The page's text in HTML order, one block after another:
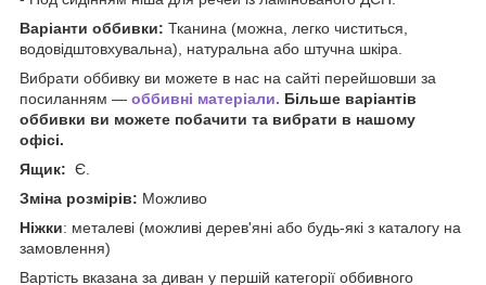
Варіанти оббивки: Тканина (можна, легко чиститься,
водовідштовхувальна), натуральна або штучна шкіра.
Вибрати оббивку ви можете в нас на сайті перейшовши за
посиланням — оббивні матеріали. Більше варіантів
оббивки ви можете побачити та вибрати в нашому
офісі.
Ящик: Є.
Зміна розмірів: Можливо
Ніжки: металеві (можливі дерев'яні або будь-які з каталогу на
замовлення)
Вартість вказана за диван у першій категорії оббивного